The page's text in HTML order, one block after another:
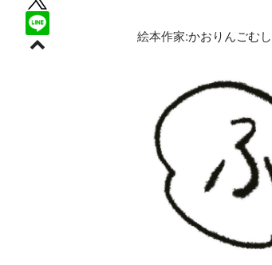
絵本作家:かおりんごむし